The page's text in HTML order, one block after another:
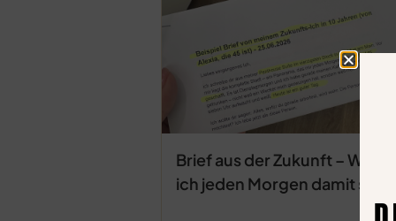
Brief aus der Zukunft – Warum
ich jeden Morgen damit starte